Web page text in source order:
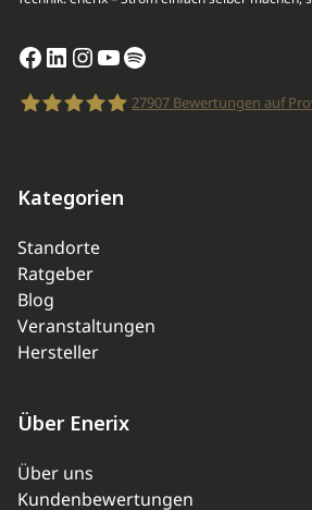
Facebook
LinkedIn
Instagram
YouTube
Spotify
27907Bewertungen auf
Kategorien
Standorte
Ratgeber
Blog
Veranstaltungen
Hersteller
Über Enerix
Über uns
Kundenbewertungen